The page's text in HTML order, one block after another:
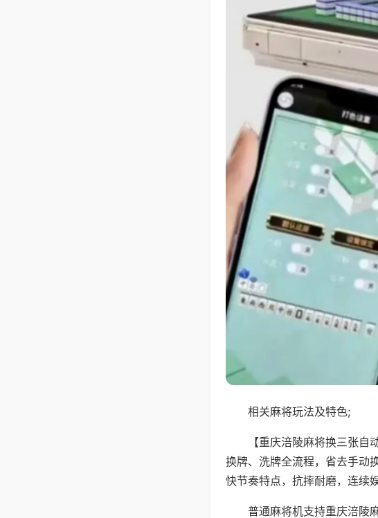
相关麻将玩法及特色;
【重庆涪陵麻将换三张
换牌、洗牌全流程，省去手动
快节奏特点，抗摔耐磨，连续
普通麻将机支持重庆涪陵